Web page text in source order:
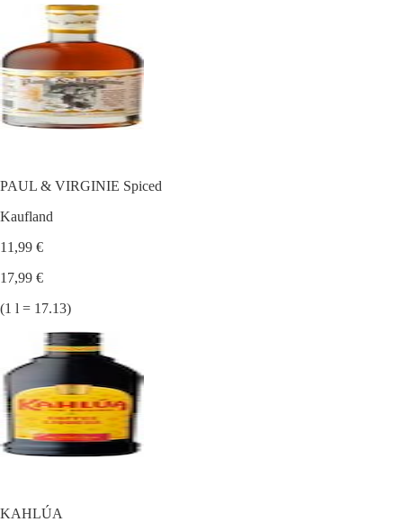
PAUL & VIRGINIE Spiced
Kaufland
11,99 €
17,99 €
(1 l = 17.13)
KAHLÚA